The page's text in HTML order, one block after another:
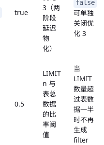
true
3（两
阶段
延迟
物
化）
false
可单独
关闭优
化 3
0.5
LIMIT
n 与
表总
数据
的比
率阈
值
当
LIMIT
数量超
过表数
据一半
时不再
生成
filter